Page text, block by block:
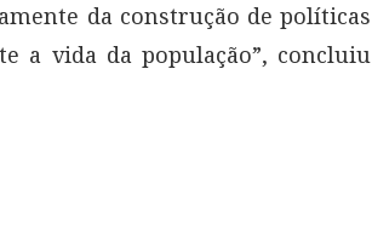
da construção de políticas
a vida da população”, concluiu